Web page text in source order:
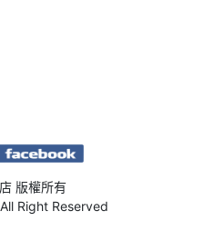
版權所有
Right Reserved